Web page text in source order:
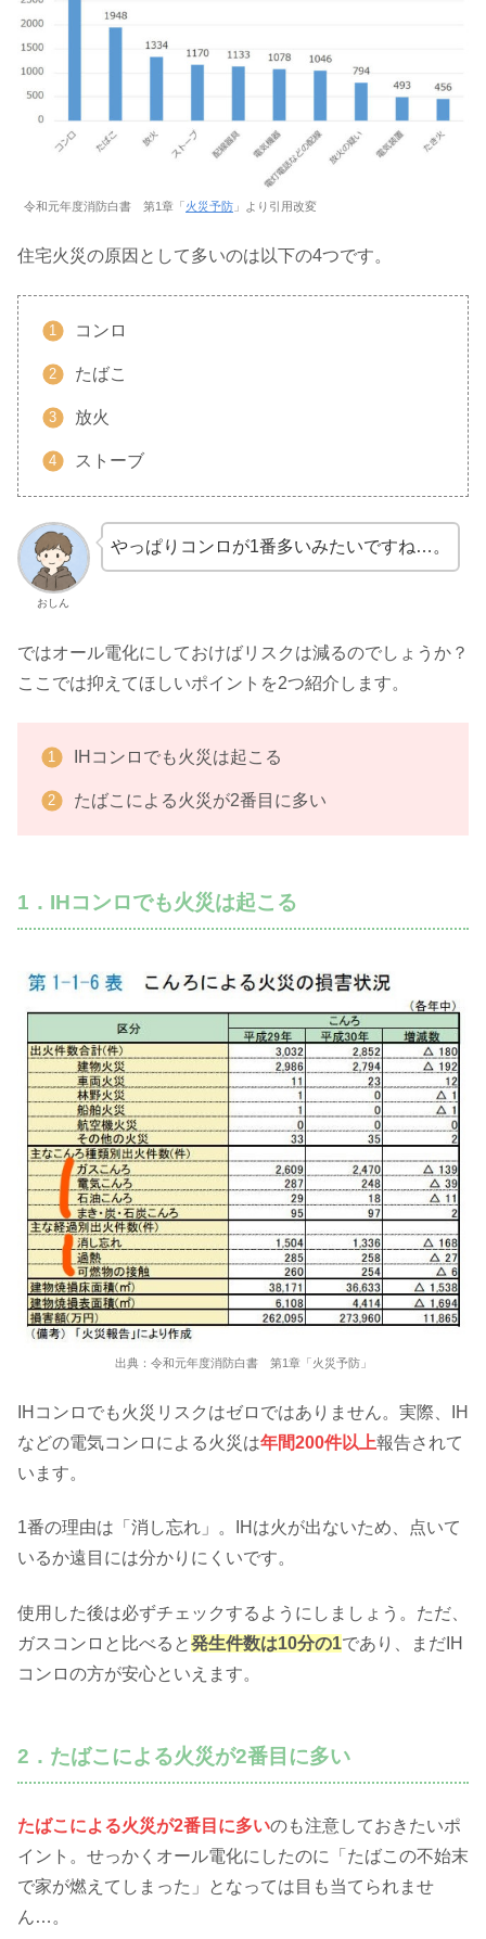
令和元年度消防白書 第1章「火災予防 」より引用改変
住宅火災の原因として多いのは以下の4つです。
コンロ
たばこ
放火
ストーブ
おしん
やっぱりコンロが1番多いみたいですね…。
ではオール電化にしておけばリスクは減るのでしょうか？
ここでは抑えてほしいポイントを2つ紹介します。
IHコンロでも火災は起こる
たばこによる火災が2番目に多い
1．IHコンロでも火災は起こる
出典：令和元年度消防白書 第1章「火災予防」
IHコンロでも火災リスクはゼロではありません。実際、IH
などの電気コンロによる火災は年間200件以上報告されて
います。
1番の理由は「消し忘れ」。IHは火が出ないため、点いて
いるか遠目には分かりにくいです。
使用した後は必ずチェックするようにしましょう。ただ、
ガスコンロと比べると発生件数は10分の1であり、まだIH
コンロの方が安心といえます。
2．たばこによる火災が2番目に多い
たばこによる火災が2番目に多いのも注意しておきたいポ
イント。せっかくオール電化にしたのに「たばこの不始末
で家が燃えてしまった」となっては目も当てられませ
ん…。